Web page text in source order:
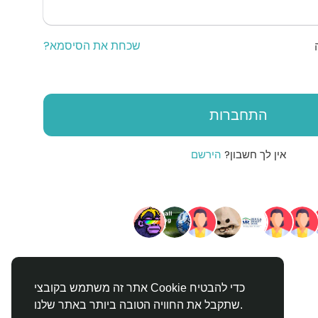
אתר זה משתמש בקובצי Cookie כדי להבטיח
שתקבל את החוויה הטובה ביותר באתר שלנו.
שכחת את הסיסמא?
התחברות
אין לך חשבון? הירשם